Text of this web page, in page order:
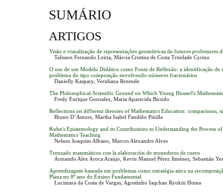
SUMÁRIO
ARTIGOS
Visão e visualização de representações geométricas de futuros professores
Talisson Fernando Leiria, Márcia Cristina de Costa Trindade Cyrino
O uso de um Modelo Didático como Fonte de Reflexão: a identificação de
problema do tipo composição envolvendo números fracionários
Danielly Kaspary, Veridiana Rezende
The Philosophical-Scientific Ground on Which Young Husserl's
Fredy Enrique Gonzalez, Maria Aparecida Bicudo
Reflections on different theories of Mathematics Education: comparisons,
Bruno D’Amore, Martha Isabel Fandiño Pinilla
Kuhn's Epistemology and its Contributions to Understanding the Process
Mathematics Teaching
Nelson Joaquim Albano, Marcos Alexandre Alves
Trenzado matemáticos con la elaboración de monederos de cuero
Armando Alex Aroca Araújo, Kevin Manuel Pérez Jiménez, Sebastián
Aprendizagem baseada em problemas como estratégia ativa na
Plana no 8º ano do Ensino Fundamental
Lucimara da Costa de Vargas, Agostinho Iaqchan Ryokiti Homa